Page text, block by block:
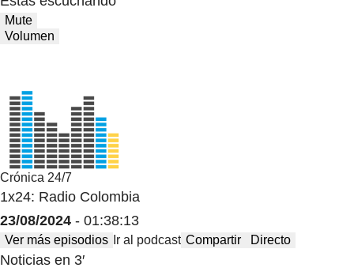
Mute
Volumen
Crónica 24/7
1x24: Radio Colombia
23/08/2024 - 01:38:13
Ver más episodios Ir al podcast Compartir Directo
Noticias en 3′